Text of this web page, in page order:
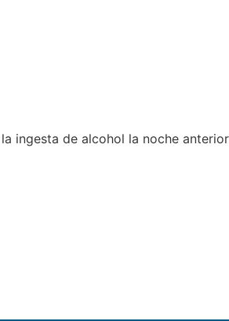
ingesta de alcohol la noche